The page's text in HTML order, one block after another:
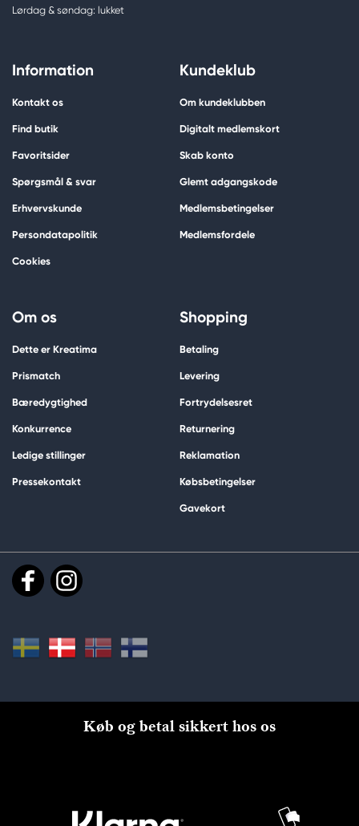
Lørdag & søndag: lukket
Information
Kontakt os
Find butik
Favoritsider
Spørgsmål & svar
Erhvervskunde
Persondatapolitik
Cookies
Kundeklub
Om kundeklubben
Digitalt medlemskort
Skab konto
Glemt adgangskode
Medlemsbetingelser
Medlemsfordele
Om os
Dette er Kreatima
Prismatch
Bæredygtighed
Konkurrence
Ledige stillinger
Pressekontakt
Shopping
Betaling
Levering
Fortrydelsesret
Returnering
Reklamation
Købsbetingelser
Gavekort
Køb og betal sikkert hos os